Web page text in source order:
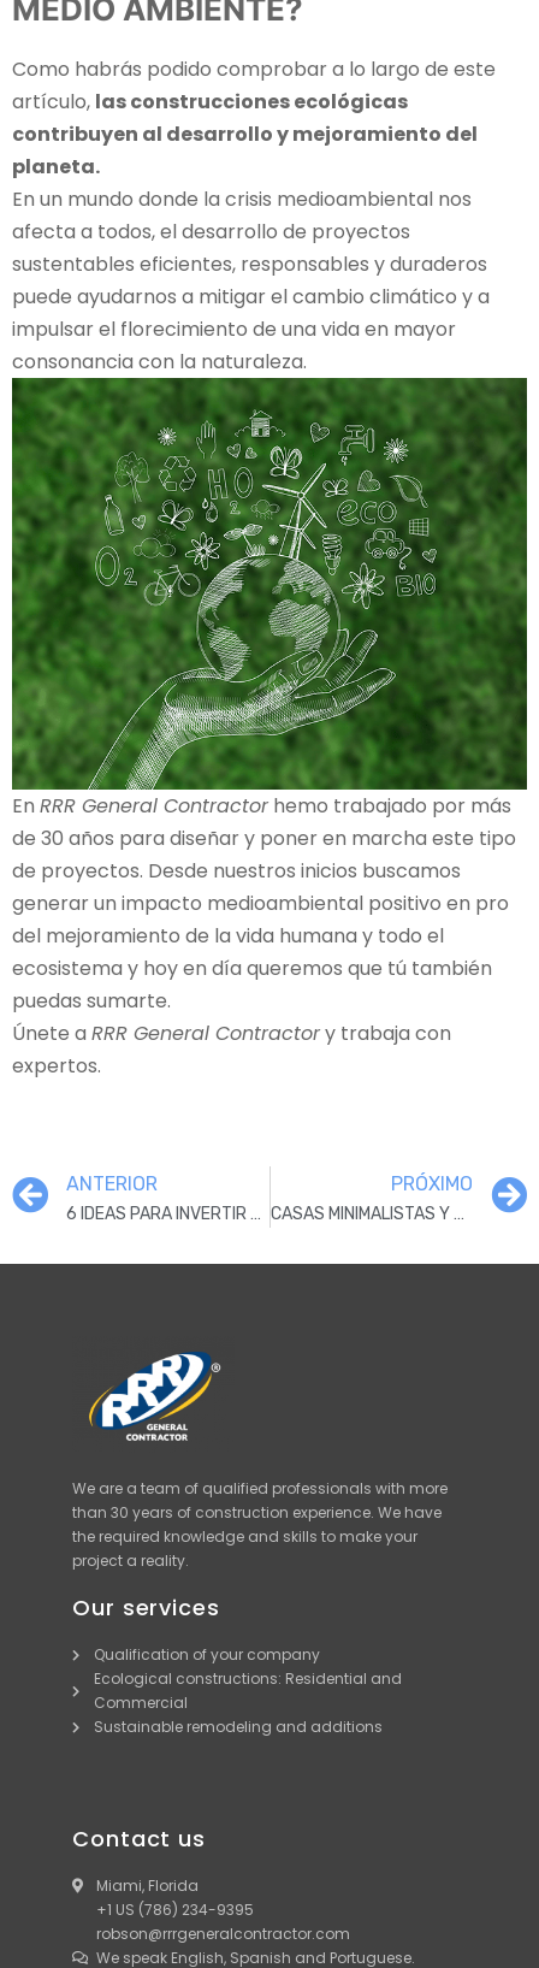
MEDIO AMBIENTE?
Como habrás podido comprobar a lo largo de este
artículo, las construcciones ecológicas
contribuyen al desarrollo y mejoramiento del
planeta.
En un mundo donde la crisis medioambiental nos
afecta a todos, el desarrollo de proyectos
sustentables eficientes, responsables y duraderos
puede ayudarnos a mitigar el cambio climático y a
impulsar el florecimiento de una vida en mayor
consonancia con la naturaleza.
En RRR General Contractorhemo trabajado por más
de 30 años para diseñar y poner en marcha este tipo
de proyectos. Desde nuestros inicios buscamos
generar un impacto medioambiental positivo en pro
del mejoramiento de la vida humana y todo el
ecosistema y hoy en día queremos que tú también
puedas sumarte.
Únete a RRR General Contractory trabaja con
expertos.
ANTERIOR
6 IDEAS PARA INVERTIR EN PROYECTOS ECOLÓGICOS EN FLORIDA
PRÓXIMO
CASAS MINIMALISTAS Y CONSTRUCCIONES ECOLÓGICAS
We are a team of qualified professionals with more
than 30 years of construction experience. We have
the required knowledge and skills to make your
project a reality.
Our services
Qualification of your company
Ecological constructions: Residential and
Commercial
Sustainable remodeling and additions
Contact us
Miami, Florida
+1 US (786) 234-9395
robson@rrrgeneralcontractor.com
We speak English, Spanish and Portuguese.